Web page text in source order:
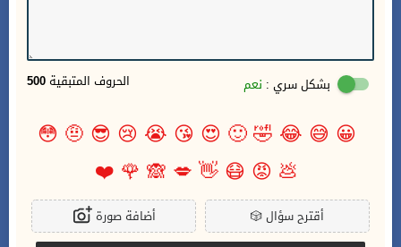
500 الحروف المتبقية بشكل سري : نعم
😀
😅
😂
🤣
🙂
😍
😘
😭
😢
😎
🤨
😳
💩
😡
😷
👋
💋
🙈
🌹
❤️
🎲أقترح سؤال أضافة صورة